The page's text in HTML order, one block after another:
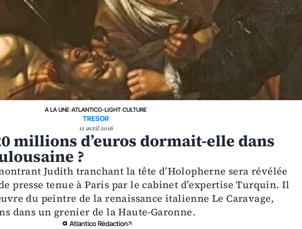
A LA UNE›ATLANTICO-LIGHT›CULTURE
TRESOR
12 avril 2016
millions d’euros dormait-elle dans
?
Judith tranchant la tête d’Holopherne sera révélée
presse tenue à Paris par le cabinet d’expertise Turquin. Il
du peintre de la renaissance italienne Le Caravage,
dans un grenier de la Haute-Garonne.
Atlantico Rédaction